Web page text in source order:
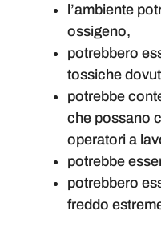
l’ambiente
ossigeno,
potrebbero
tossiche
potrebbe
che possano
operatori a
potrebbe
potrebbero
freddo